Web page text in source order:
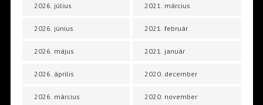
2026. július
2026. június
2026. május
2026. április
2026. március
2021. március
2021. február
2021. január
2020. december
2020. november